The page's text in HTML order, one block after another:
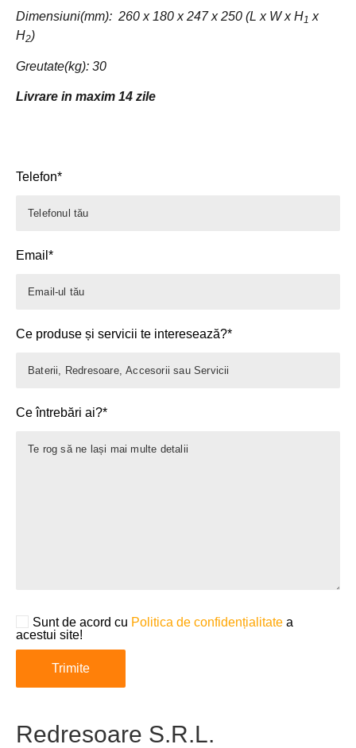
Dimensiuni(mm): 260 x 180 x 247 x 250 (L x W x H1 x
H2)
Greutate(kg): 30
Livrare in maxim 14 zile
Telefon*
Email*
Ce produse și servicii te interesează?*
Ce întrebări ai?*
Sunt de acord cu Politica de confidențialitate a
acestui site!
Redresoare S.R.L.